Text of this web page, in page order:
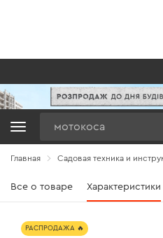
Главная Садовая техника и
Все о товаре Характеристики
РАСПРОДАЖА 🔥